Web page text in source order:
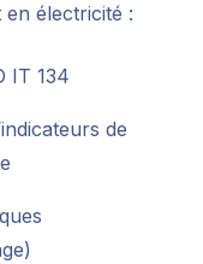
électricité :
IT 134
de